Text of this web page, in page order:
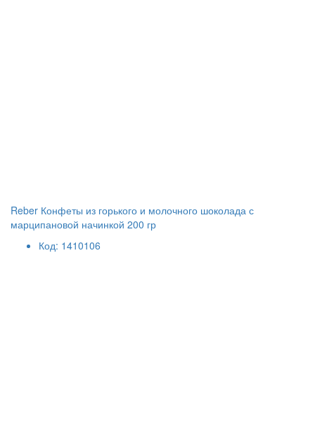
Reber Конфеты из горького и молочного шоколада с
марципановой начинкой 200 гр
Код: 1410106